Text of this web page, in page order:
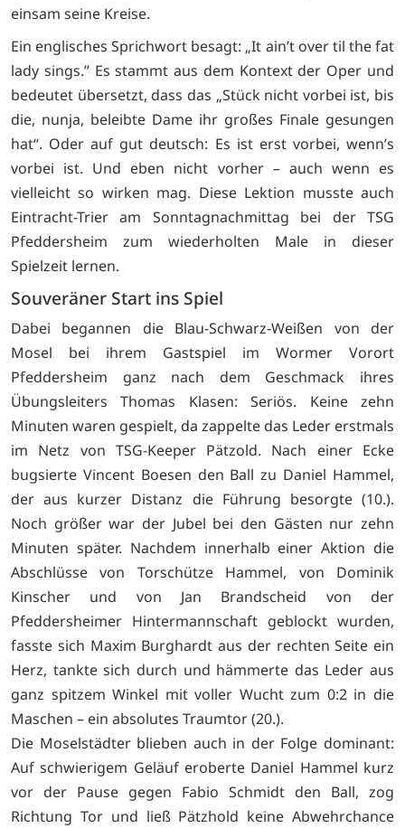
einsam seine Kreise.
Ein englisches Sprichwort besagt: „It ain’t over til the fat
lady sings.” Es stammt aus dem Kontext der Oper und
bedeutet übersetzt, dass das „Stück nicht vorbei ist, bis
die, nunja, beleibte Dame ihr großes Finale gesungen
hat“. Oder auf gut deutsch: Es ist erst vorbei, wenn’s
vorbei ist. Und eben nicht vorher – auch wenn es
vielleicht so wirken mag. Diese Lektion musste auch
Eintracht-Trier am Sonntagnachmittag bei der TSG
Pfeddersheim zum wiederholten Male in dieser
Spielzeit lernen.
Souveräner Start ins Spiel
Dabei begannen die Blau-Schwarz-Weißen von der
Mosel bei ihrem Gastspiel im Wormer Vorort
Pfeddersheim ganz nach dem Geschmack ihres
Übungsleiters Thomas Klasen: Seriös. Keine zehn
Minuten waren gespielt, da zappelte das Leder erstmals
im Netz von TSG-Keeper Pätzold. Nach einer Ecke
bugsierte Vincent Boesen den Ball zu Daniel Hammel,
der aus kurzer Distanz die Führung besorgte (10.).
Noch größer war der Jubel bei den Gästen nur zehn
Minuten später. Nachdem innerhalb einer Aktion die
Abschlüsse von Torschütze Hammel, von Dominik
Kinscher und von Jan Brandscheid von der
Pfeddersheimer Hintermannschaft geblockt wurden,
fasste sich Maxim Burghardt aus der rechten Seite ein
Herz, tankte sich durch und hämmerte das Leder aus
ganz spitzem Winkel mit voller Wucht zum 0:2 in die
Maschen – ein absolutes Traumtor (20.).
Die Moselstädter blieben auch in der Folge dominant:
Auf schwierigem Geläuf eroberte Daniel Hammel kurz
vor der Pause gegen Fabio Schmidt den Ball, zog
Richtung Tor und ließ Pätzhold keine Abwehrchance